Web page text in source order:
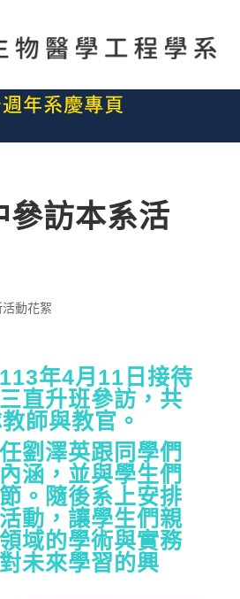
參訪本系活
活動花絮
年4月11日接待
直升班參訪，共
師與教官。
澤英跟同學們
涵，並與學生們
。隨後系上安排
動，讓學生們親
域的學術與實務
未來學習的興